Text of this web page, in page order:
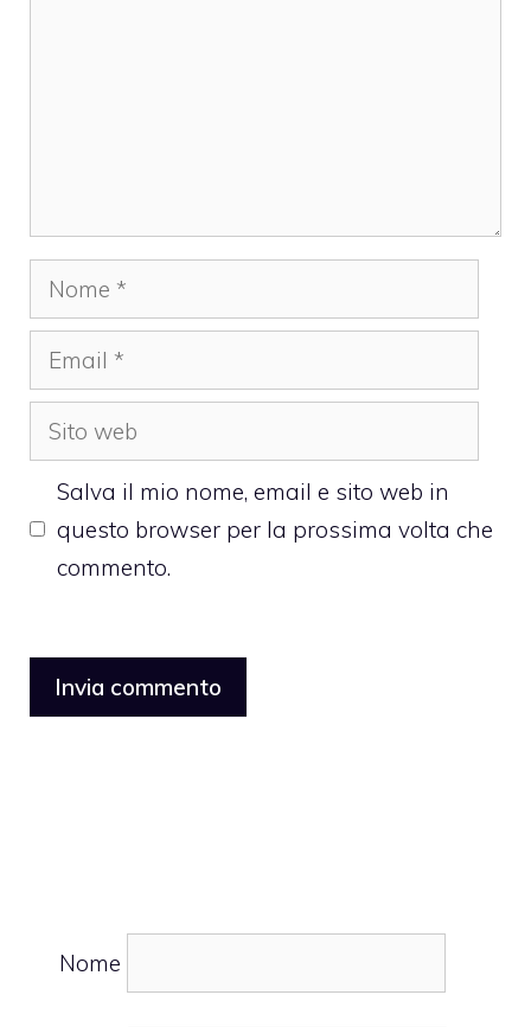
Nome
Email
Sito
web
Salva il mio nome, email e sito web in
questo browser per la prossima volta che
commento.
Nome